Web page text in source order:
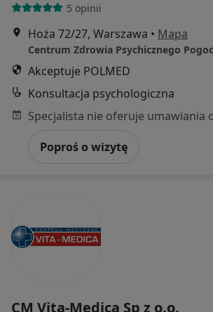
5 opinii
Hoża 72/27, Warszawa • Mapa
Centrum Zdrowia Psychicznego
Akceptuje POLMED
Konsultacja psychologiczna
Poproś o wizytę
CM Vita-Medica Sp z o.o.